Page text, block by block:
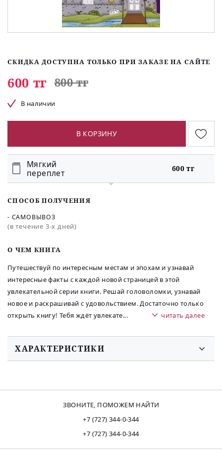
O ЧЕМ КНИГА
Путешествуй по интересным местам и эпохам и узнавай
интересные факты с каждой новой страницей в этой
увлекательной серии книги. Решай головоломки, узнавай
новое и раскрашивай с удовольствием. Достаточно только
открыть книгу! Тебя ждёт увлекате... читать далее
СКИДКА ДОСТУПНА ТОЛЬКО ПРИ ЗАКАЗЕ НА САЙТЕ
600 тг 800 тг
В наличии
В КОРЗИНУ
Мягкий
переплет
600 тг
СПОСОБ ПОЛУЧЕНИЯ
- САМОВЫВОЗ
(в течение 3-х дней)
ХАРАКТЕРИСТИКИ
ЗВОНИТЕ, ПОМОЖЕМ НАЙТИ
+7 (727) 344-0-344
+7 (727) 344-0-344